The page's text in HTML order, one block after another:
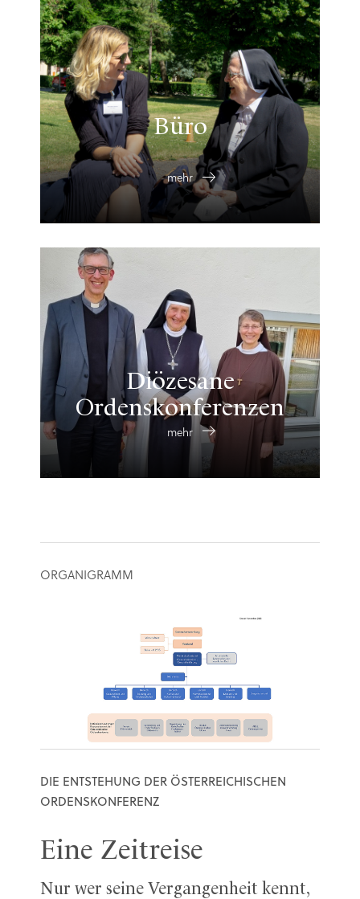
Büro
mehr
Diözesane
Ordenskonferenzen
mehr
ORGANIGRAMM
DIE ENTSTEHUNG DER ÖSTERREICHISCHEN
ORDENSKONFERENZ
Eine Zeitreise
Nur wer seine Vergangenheit kennt,